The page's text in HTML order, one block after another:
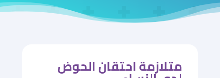
متلازمة احتقان الحوض